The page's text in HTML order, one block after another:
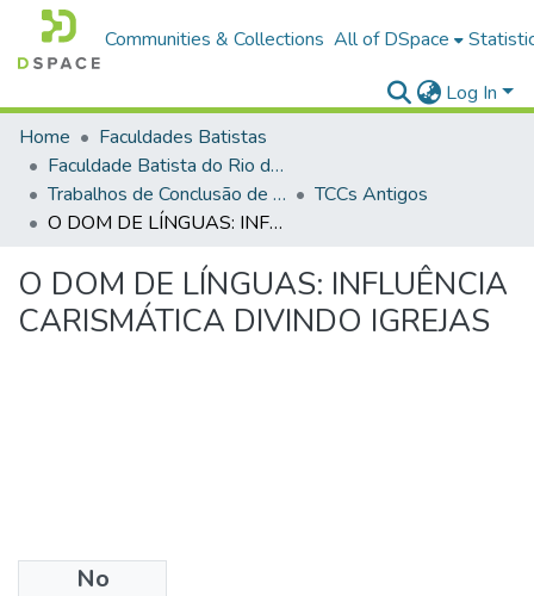
Communities & Collections All of DSpace
Log In
Home
Faculdades Batistas
Faculdade Batista do Rio de Janeiro (FABAT-RJ)
Trabalhos de Conclusão de Curso (TCC)
TCCs Antigos
O DOM DE LÍNGUAS: INFLUÊNCIA CARISMÁTICA DIVINDO IGREJAS
O DOM DE LÍNGUAS: INFLUÊNCIA
CARISMÁTICA DIVINDO IGREJAS
No